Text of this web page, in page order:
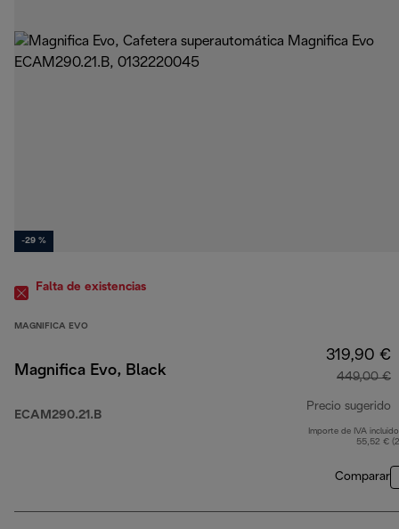
-29 %
Falta de existencias
MAGNIFICA EVO
Magnifica Evo, Black
ECAM290.21.B
319,90 €
449,00 €
Precio sugerido
Importe de IVA
55,52 €
Comparar